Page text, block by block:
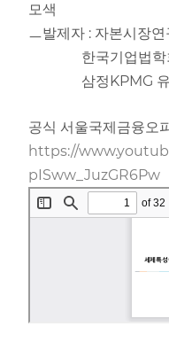
모색
ㅡ발제자 : 자본시장
한국기업법학회
삼정KPMG 유
공식 서울국제금융오
https://
pISww_JuzGR6Pw